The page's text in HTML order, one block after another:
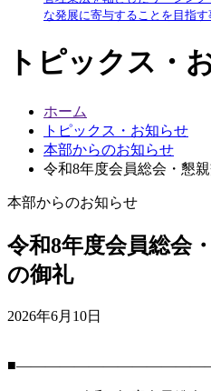
な発展に寄与することを目指す
トピックス・
ホーム
トピックス・お知らせ
本部からのお知らせ
令和8年度会員総会・懇
本部からのお知らせ
令和8年度会員総会
の御礼
2026年6月10日